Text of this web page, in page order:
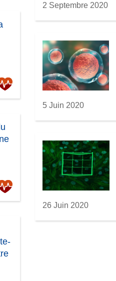
2 Septembre 2020
5 Juin 2020
26 Juin 2020